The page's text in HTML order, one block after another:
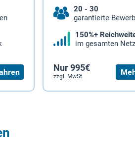
20 - 30
garantierte
150%+
im gesamten
Nur 995€
zzgl. MwSt.